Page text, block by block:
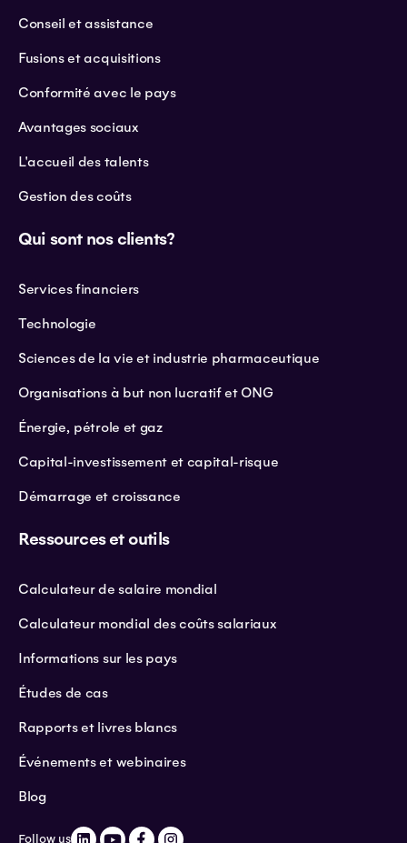
Conseil et assistance
Fusions et acquisitions
Conformité avec le pays
Avantages sociaux
L'accueil des talents
Gestion des coûts
Qui sont nos clients?
Services financiers
Technologie
Sciences de la vie et industrie pharmaceutique
Organisations à but non lucratif et ONG
Énergie, pétrole et gaz
Capital-investissement et capital-risque
Démarrage et croissance
Ressources et outils
Calculateur de salaire mondial
Calculateur mondial des coûts salariaux
Informations sur les pays
Études de cas
Rapports et livres blancs
Événements et webinaires
Blog
Follow us